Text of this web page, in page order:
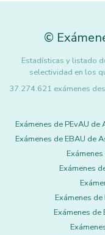
©
Estadísticas y listado
selectividad en los
37.274.621 exámenes
Exámenes de PEvAU de
Exámenes de EBAU de
Exámenes
Exámenes
Exámenes